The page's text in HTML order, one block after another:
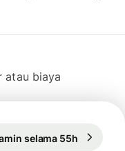
atau biaya
selama 55h